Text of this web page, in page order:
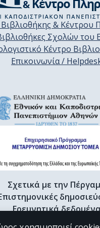
&
Σχολών του
Κέντρο
Επικοινωνία /
Σχετικά με την
Ερευνητικά
διατριβές & Γκρίζα